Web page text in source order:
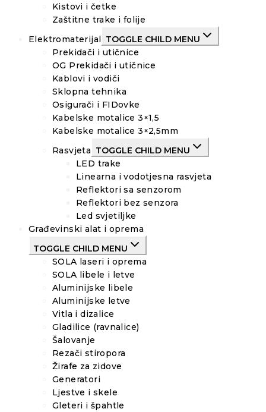
Kistovi i četke
Zaštitne trake i folije
Elektromaterijal
TOGGLE CHILD MENU
Prekidači i utičnice
OG Prekidači i utičnice
Kablovi i vodiči
Sklopna tehnika
Osigurači i FIDovke
Kabelske motalice 3×1,5
Kabelske motalice 3×2,5mm
Rasvjeta TOGGLE CHILD MENU
LED trake
Linearna i vodotjesna rasvjeta
Reflektori sa senzorom
Reflektori bez senzora
Led svjetiljke
Građevinski alat i oprema
TOGGLE CHILD MENU
SOLA laseri i oprema
SOLA libele i letve
Aluminijske libele
Aluminijske letve
Vitla i dizalice
Gladilice (ravnalice)
Šalovanje
Rezači stiropora
Žirafe za zidove
Generatori
Ljestve i skele
Gleteri i špahtle